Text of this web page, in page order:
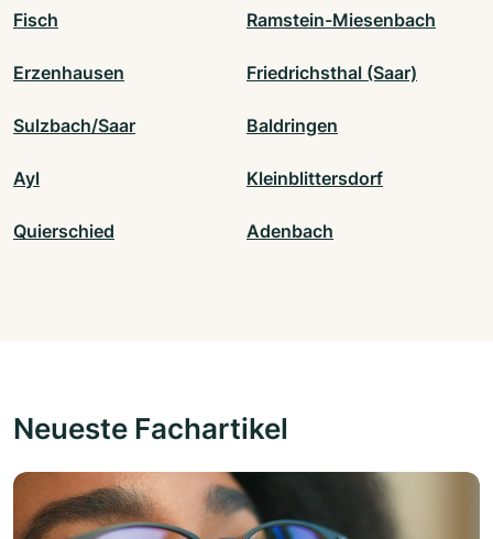
Fisch Ramstein-Miesenbach
Erzenhausen Friedrichsthal (Saar)
Sulzbach/Saar Baldringen
Ayl Kleinblittersdorf
Quierschied Adenbach
Neueste Fachartikel